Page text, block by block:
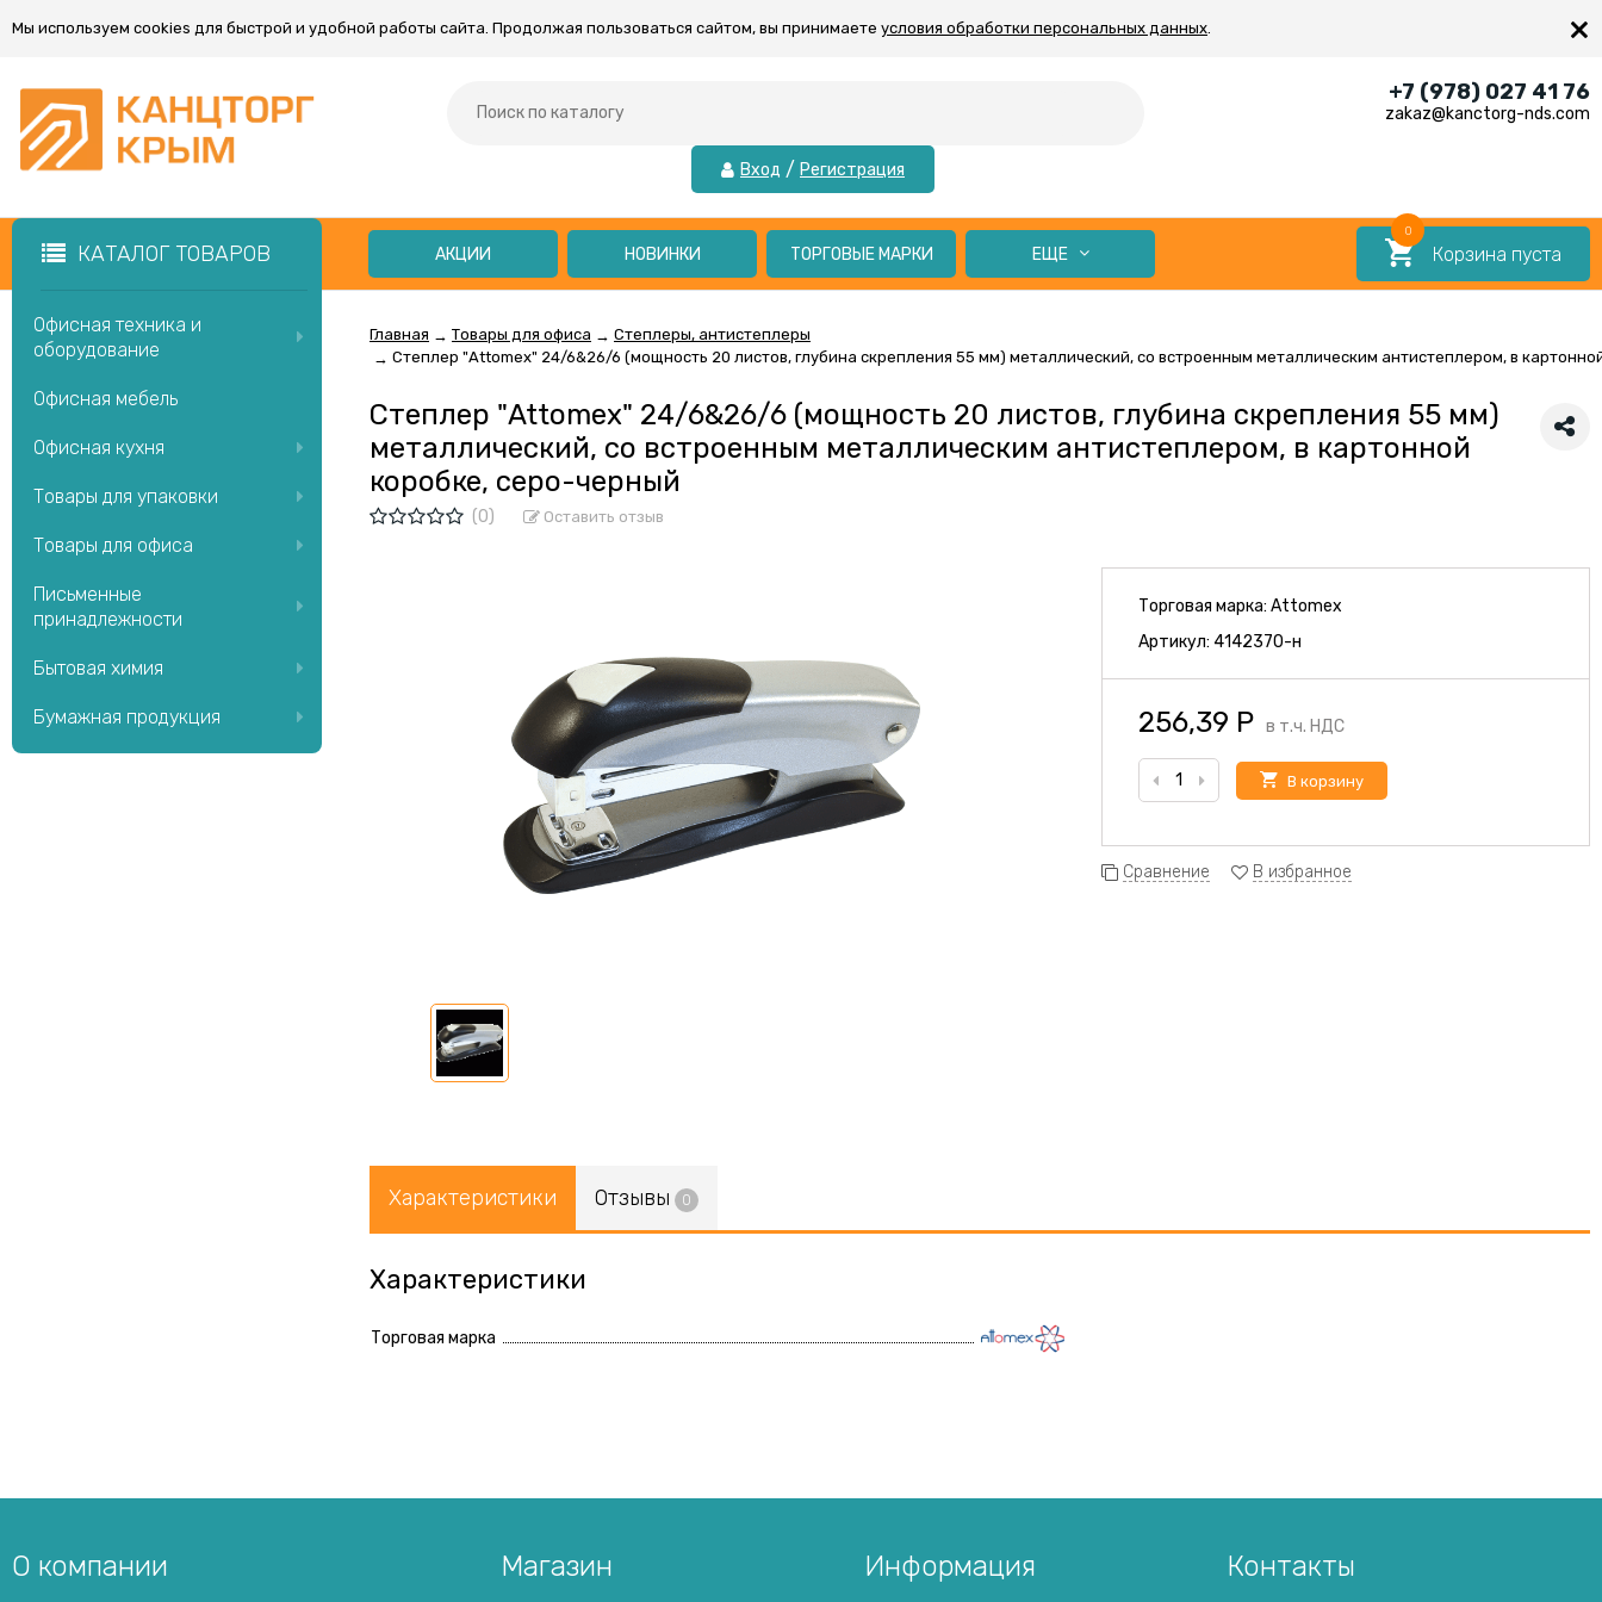
Мы используем cookies для быстрой и удобной работы сайта. Продолжая пользоваться сайтом, вы принимаете условия обработки персональных данных. ×
Вход / Регистрация
+7 (978) 027 41 76
zakaz@kanctorg-nds.com
КАТАЛОГ ТОВАРОВ Корзина пуста
0
АКЦИИ НОВИНКИ ТОРГОВЫЕ МАРКИ ЕЩЕ
Главная → Товары для офиса → Степлеры, антистеплеры
→ Степлер "Attomex" 24/6&26/6 (мощность 20 листов, глубина скрепления 55 мм) металлический, со встроенным металлическим антистеплером, в
Степлер "Attomex" 24/6&26/6 (мощность 20 листов, глубина скрепления 55 мм)
металлический, со встроенным металлическим антистеплером, в картонной
коробке, серо-черный
(0) Оставить отзыв
Торговая марка:Attomex
Артикул:4142370-н
256,39 Р в т.ч. НДС
В корзину
Сравнение В избранное
Характеристики Отзывы 0
Характеристики
Торговая марка
Офисная техника и
оборудование
Офисная мебель
Офисная кухня
Товары для упаковки
Товары для офиса
Письменные
принадлежности
Бытовая химия
Бумажная продукция
О компании Магазин Информация Контакты